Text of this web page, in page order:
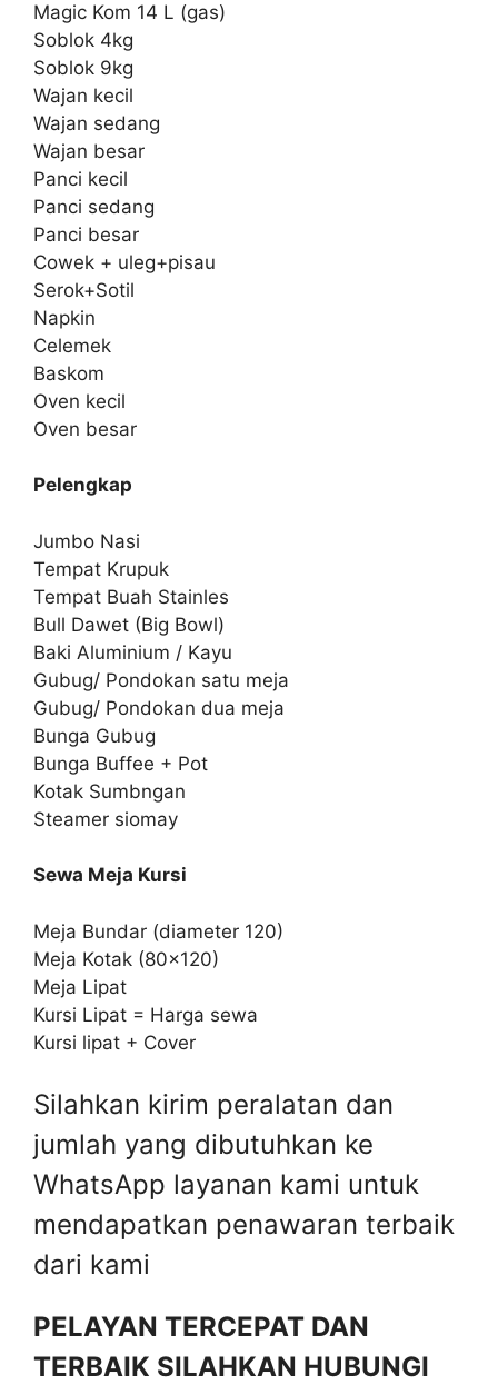
Magic Kom 14 L (gas)
Soblok 4kg
Soblok 9kg
Wajan kecil
Wajan sedang
Wajan besar
Panci kecil
Panci sedang
Panci besar
Cowek + uleg+pisau
Serok+Sotil
Napkin
Celemek
Baskom
Oven kecil
Oven besar
Pelengkap
Jumbo Nasi
Tempat Krupuk
Tempat Buah Stainles
Bull Dawet (Big Bowl)
Baki Aluminium / Kayu
Gubug/ Pondokan satu meja
Gubug/ Pondokan dua meja
Bunga Gubug
Bunga Buffee + Pot
Kotak Sumbngan
Steamer siomay
Sewa Meja Kursi
Meja Bundar (diameter 120)
Meja Kotak (80×120)
Meja Lipat
Kursi Lipat = Harga sewa
Kursi lipat + Cover
Silahkan kirim peralatan dan
jumlah yang dibutuhkan ke
WhatsApp layanan kami untuk
mendapatkan penawaran terbaik
dari kami
PELAYAN TERCEPAT DAN
TERBAIK SILAHKAN HUBUNGI